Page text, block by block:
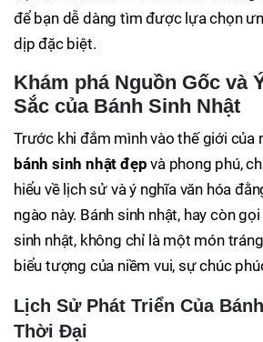
để bạn dễ dàng tìm được lựa chọn
dịp đặc biệt.
Khám phá Nguồn Gốc và
Sắc của Bánh Sinh Nhật
Trước khi đắm mình vào thế giới của
bánh sinh nhật đẹp và phong phú,
hiểu về lịch sử và ý nghĩa văn hóa
ngào này. Bánh sinh nhật, hay còn
sinh nhật, không chỉ là một món
biểu tượng của niềm vui, sự chúc
Lịch Sử Phát Triển Của
Thời Đại